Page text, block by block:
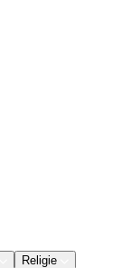
Religie